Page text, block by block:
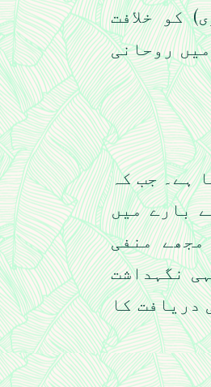
٢٠٢١(٢٤ ربیع الاول ١٤٤٣ ہجری) کو خلافت
سے نوازا۔ پیر و مرشد کی اجازت سے میں نے ٢٠٢٠ میں روحانی
ہے۔ جب کہ
بارے میں
منفی
نگہداشت
دریافت کا